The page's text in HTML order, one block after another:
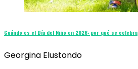
Cuándo es el Día del Niño en 2026: por qué se celebra
Georgina Elustondo